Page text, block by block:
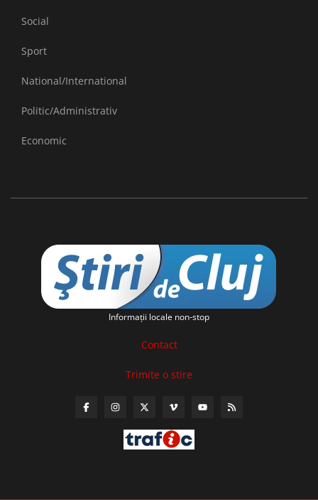
Social
Sport
National/International
Politic/Administrativ
Economic
Informaţii locale non-stop
Contact
Trimite o stire